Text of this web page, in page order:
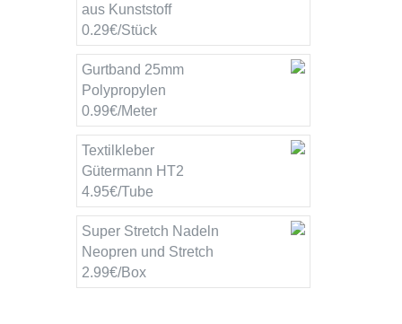
aus Kunststoff
0.29€/Stück
Gurtband 25mm
Polypropylen
0.99€/Meter
Textilkleber
Gütermann HT2
4.95€/Tube
Super Stretch Nadeln
Neopren und Stretch
2.99€/Box